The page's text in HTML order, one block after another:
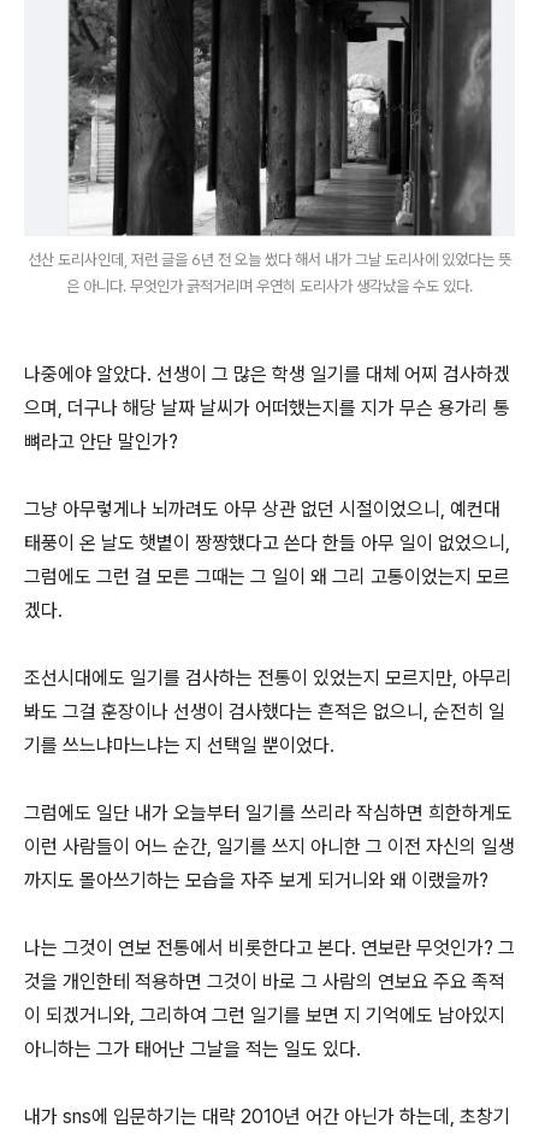
선산 도리사인데, 저런 글을 6년 전 오늘 썼다 해서 내가 그날 도리사에 있었다는 뜻
은 아니다. 무엇인가 긁적거리며 우연히 도리사가 생각났을 수도 있다.
나중에야 알았다. 선생이 그 많은 학생 일기를 대체 어찌 검사하겠
으며, 더구나 해당 날짜 날씨가 어떠했는지를 지가 무슨 용가리 통
뼈라고 안단 말인가?
그냥 아무렇게나 뇌까려도 아무 상관 없던 시절이었으니, 예컨대
태풍이 온 날도 햇볕이 짱짱했다고 쓴다 한들 아무 일이 없었으니,
그럼에도 그런 걸 모른 그때는 그 일이 왜 그리 고통이었는지 모르
겠다.
조선시대에도 일기를 검사하는 전통이 있었는지 모르지만, 아무리
봐도 그걸 훈장이나 선생이 검사했다는 흔적은 없으니, 순전히 일
기를 쓰느냐마느냐는 지 선택일 뿐이었다.
그럼에도 일단 내가 오늘부터 일기를 쓰리라 작심하면 희한하게도
이런 사람들이 어느 순간, 일기를 쓰지 아니한 그 이전 자신의 일생
까지도 몰아쓰기하는 모습을 자주 보게 되거니와 왜 이랬을까?
나는 그것이 연보 전통에서 비롯한다고 본다. 연보란 무엇인가? 그
것을 개인한테 적용하면 그것이 바로 그 사람의 연보요 주요 족적
이 되겠거니와, 그리하여 그런 일기를 보면 지 기억에도 남아있지
아니하는 그가 태어난 그날을 적는 일도 있다.
내가 sns에 입문하기는 대략 2010년 어간 아닌가 하는데, 초창기